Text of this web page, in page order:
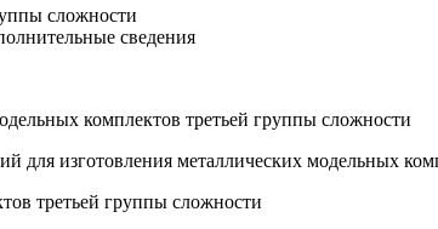
сложности
сведения
комплектов третьей группы сложности
для изготовления металлических модельных
третьей группы сложности